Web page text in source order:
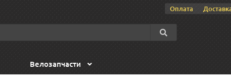
Оплата
Велозапчасти